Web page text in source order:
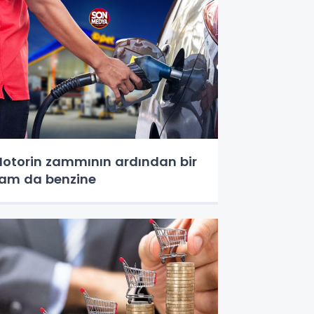
zammının ardından bir
da benzine